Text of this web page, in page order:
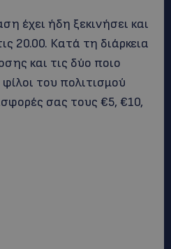
έχει ήδη ξεκινήσει και
20.00. Κατά τη διάρκεια
και τις δύο ποιο
του πολιτισμού
σας τους €5, €10,